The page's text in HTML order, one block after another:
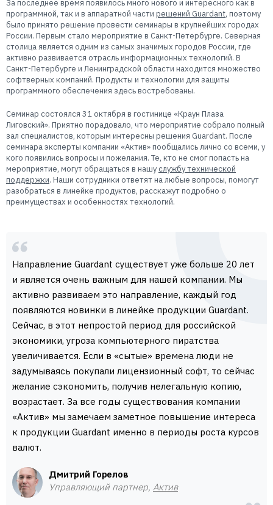
Пресс-центр
Новости
Мероприятия
Экспертиза
Пресс-кит
Пользователям
Техническая поддержка
За последнее время появилось много нового и интересного как в
программной, так и в аппаратной части решений Guardant, поэтому
было принято решение провести семинары в крупнейших городах
России. Первым стало мероприятие в Санкт-Петербурге. Северная
столица является одним из самых значимых городов России, где
активно развивается отрасль информационных технологий. В
Санкт-Петербурге и Ленинградской области находится множество
софтверных компаний. Продукты и технологии для защиты
программного обеспечения здесь востребованы.
Семинар состоялся 31 октября в гостинице «Краун Плаза
Лиговский». Приятно порадовало, что мероприятие собрало полный
зал специалистов, которым интересны решения Guardant. После
семинара эксперты компании «Актив» пообщались лично со всеми, у
кого появились вопросы и пожелания. Те, кто не смог попасть на
мероприятие, могут обращаться в нашу службу технической
поддержки. Наши сотрудники ответят на любые вопросы, помогут
разобраться в линейке продуктов, расскажут подробно о
преимуществах и особенностях технологий.
Направление Guardant существует уже больше 20 лет
и является очень важным для нашей компании. Мы
активно развиваем это направление, каждый год
появляются новинки в линейке продукции Guardant.
Сейчас, в этот непростой период для российской
экономики, угроза компьютерного пиратства
увеличивается. Если в «сытые» времена люди не
задумываясь покупали лицензионный софт, то сейчас
желание сэкономить, получив нелегальную копию,
возрастает. За все годы существования компании
«Актив» мы замечаем заметное повышение интереса
к продукции Guardant именно в периоды роста курсов
валют.
Дмитрий Горелов
Управляющий партнер, Актив